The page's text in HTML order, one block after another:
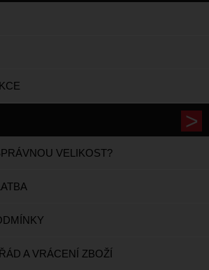
VELIKOST?
A VRÁCENÍ ZBOŽÍ